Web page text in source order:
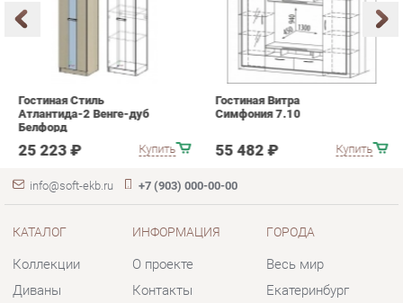
25 223 ₽ Купить
55 482 ₽
+7 (903) 000-00-00
КАТАЛОГ
Коллекции
Кресла
Пуфики
Банкетки
Обувницы
ИНФОРМАЦИЯ
Дизайн
Скидки и Акции
Политика
Гарантия
ГОРОДА